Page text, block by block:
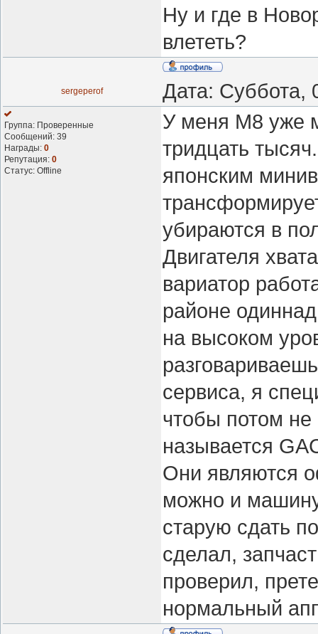
Ну и где в
влететь?
sergeperof Дата:
Группа: Проверенные
Сообщений: 39
Награды: 0
Репутация: 0
Статус: Offline
У меня M8 уже
тридцать
японским
убираются в
Двигателя
вариатор
районе
на высоком
сервиса, я
чтобы потом не
называется
Они являются
можно и
старую сдать
сделал,
проверил,
нормальный